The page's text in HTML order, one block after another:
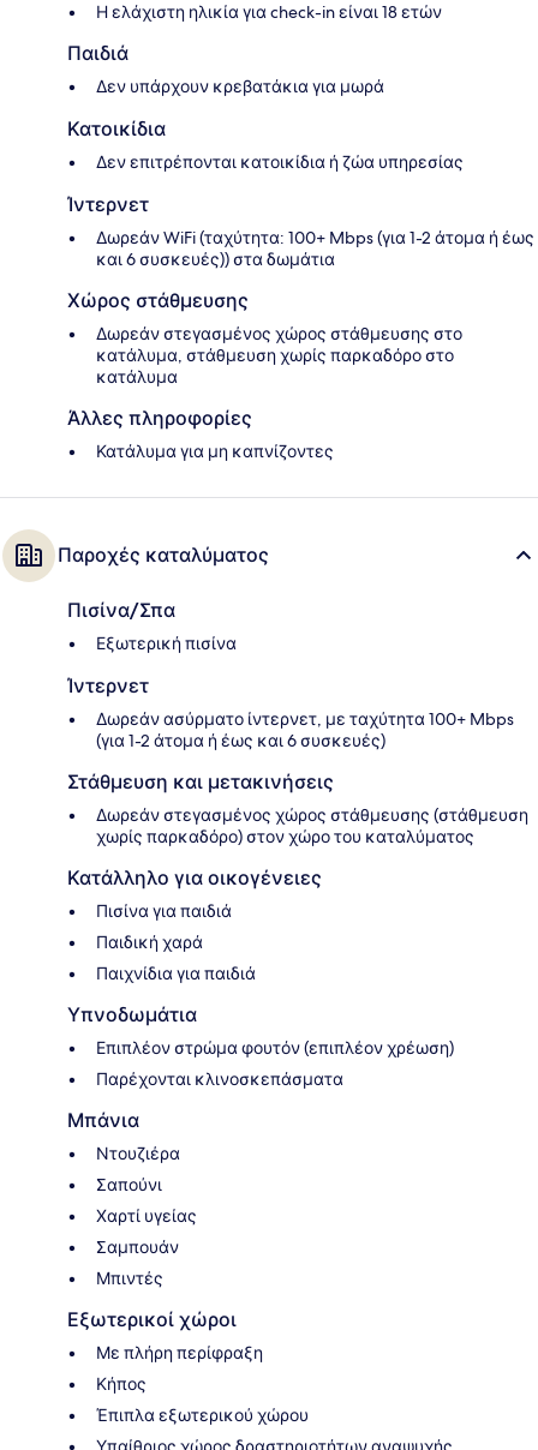
Η ελάχιστη ηλικία για check-in είναι 18 ετών
Παιδιά
Δεν υπάρχουν κρεβατάκια για μωρά
Κατοικίδια
Δεν επιτρέπονται κατοικίδια ή ζώα υπηρεσίας
Ίντερνετ
Δωρεάν WiFi (ταχύτητα: 100+ Mbps (για 1-2 άτομα ή έως
και 6 συσκευές)) στα δωμάτια
Χώρος στάθμευσης
Δωρεάν στεγασμένος χώρος στάθμευσης στο
κατάλυμα, στάθμευση χωρίς παρκαδόρο στο
κατάλυμα
Άλλες πληροφορίες
Κατάλυμα για μη καπνίζοντες
Παροχές καταλύματος
Πισίνα/Σπα
Εξωτερική πισίνα
Ίντερνετ
Δωρεάν ασύρματο ίντερνετ, με ταχύτητα 100+ Mbps
(για 1-2 άτομα ή έως και 6 συσκευές)
Στάθμευση και μετακινήσεις
Δωρεάν στεγασμένος χώρος στάθμευσης (στάθμευση
χωρίς παρκαδόρο) στον χώρο του καταλύματος
Κατάλληλο για οικογένειες
Πισίνα για παιδιά
Παιδική χαρά
Παιχνίδια για παιδιά
Υπνοδωμάτια
Επιπλέον στρώμα φουτόν (επιπλέον χρέωση)
Παρέχονται κλινοσκεπάσματα
Μπάνια
Ντουζιέρα
Σαπούνι
Χαρτί υγείας
Σαμπουάν
Μπιντές
Εξωτερικοί χώροι
Με πλήρη περίφραξη
Κήπος
Έπιπλα εξωτερικού χώρου